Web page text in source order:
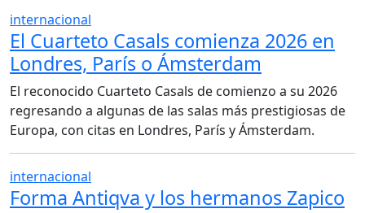
internacional
El Cuarteto Casals comienza 2026 en
Londres, París o Ámsterdam
El reconocido Cuarteto Casals de comienzo a su 2026
regresando a algunas de las salas más prestigiosas de
Europa, con citas en Londres, París y Ámsterdam.
internacional
Forma Antiqva y los hermanos Zapico